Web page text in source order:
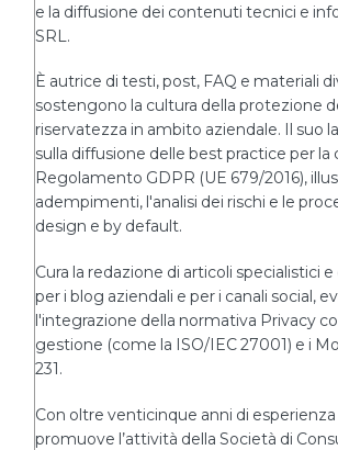
e la diffusione dei contenuti tecnici e
SRL.
È autrice di testi, post, FAQ e materiali
sostengono la cultura della protezione
riservatezza in ambito aziendale. Il suo
sulla diffusione delle best practice per la
Regolamento GDPR (UE 679/2016),
adempimenti, l'analisi dei rischi e le
design e by default.
Cura la redazione di articoli specialistici
per i blog aziendali e per i canali social,
l'integrazione della normativa Privacy
gestione (come la ISO/IEC 27001) e i
231.
Con oltre venticinque anni di
promuove l’attività della Società di